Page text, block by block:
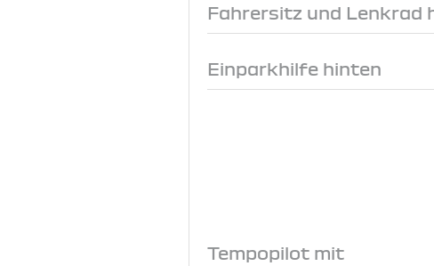
Fahrersitz und Lenkrad
Einparkhilfe hinten
Tempopilot mit